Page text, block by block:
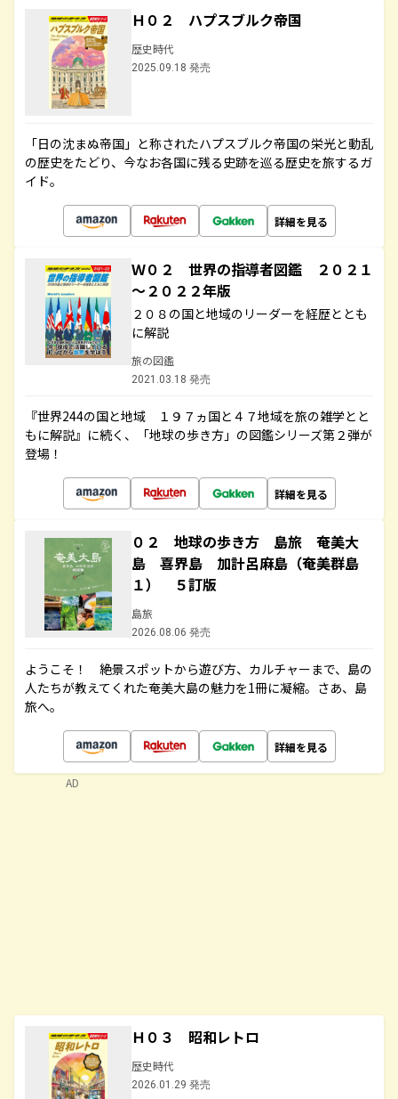
Ｈ０２ ハプスブルク帝国
歴史時代
2025.09.18 発売
「日の沈まぬ帝国」と称されたハプスブルク帝国の栄光と動乱
の歴史をたどり、今なお各国に残る史跡を巡る歴史を旅するガ
イド。
詳細を見る
Ｗ０２ 世界の指導者図鑑 ２０２１
～２０２２年版
２０８の国と地域のリーダーを経歴ととも
に解説
旅の図鑑
2021.03.18 発売
『世界244の国と地域 １９７ヵ国と４７地域を旅の雑学とと
もに解説』に続く、「地球の歩き方」の図鑑シリーズ第２弾が
登場！
詳細を見る
０２ 地球の歩き方 島旅 奄美大
島 喜界島 加計呂麻島（奄美群島
１） ５訂版
島旅
2026.08.06 発売
ようこそ！ 絶景スポットから遊び方、カルチャーまで、島の
人たちが教えてくれた奄美大島の魅力を1冊に凝縮。さあ、島
旅へ。
詳細を見る
Ｈ０３ 昭和レトロ
歴史時代
2026.01.29 発売
AD